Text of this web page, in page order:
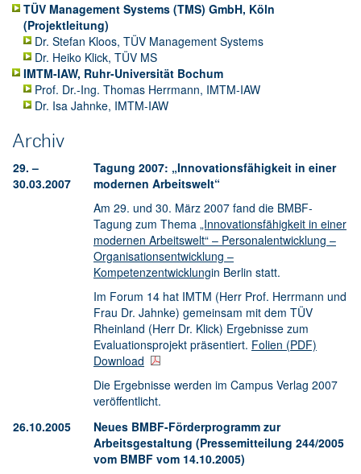
TÜV Management Systems (TMS) GmbH, Köln
(Projektleitung)
Dr. Stefan Kloos, TÜV Management Systems
Dr. Heiko Klick, TÜV MS
IMTM-IAW, Ruhr-Universität Bochum
Prof. Dr.-Ing. Thomas Herrmann, IMTM-IAW
Dr. Isa Jahnke, IMTM-IAW
Archiv
29. –
30.03.2007
Tagung 2007: „Innovationsfähigkeit in einer
modernen Arbeitswelt“
Am 29. und 30. März 2007 fand die BMBF-
Tagung zum Thema „Innovationsfähigkeit in einer
modernen Arbeitswelt“ – Personalentwicklung –
Organisationsentwicklung –
Kompetenzentwicklungin Berlin statt.
Im Forum 14 hat IMTM (Herr Prof. Herrmann und
Frau Dr. Jahnke) gemeinsam mit dem TÜV
Rheinland (Herr Dr. Klick) Ergebnisse zum
Evaluationsprojekt präsentiert. Folien (PDF)
Download
Die Ergebnisse werden im Campus Verlag 2007
veröffentlicht.
26.10.2005
Neues BMBF-Förderprogramm zur
Arbeitsgestaltung (Pressemitteilung 244/2005
vom BMBF vom 14.10.2005)